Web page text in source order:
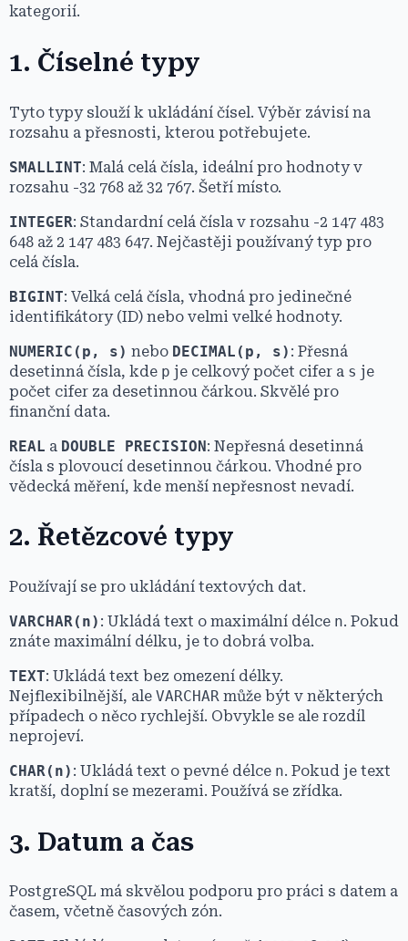
kategorií.
1. Číselné typy
Tyto typy slouží k ukládání čísel. Výběr závisí na
rozsahu a přesnosti, kterou potřebujete.
SMALLINT: Malá celá čísla, ideální pro hodnoty v
rozsahu -32 768 až 32 767. Šetří místo.
INTEGER: Standardní celá čísla v rozsahu -2 147 483
648 až 2 147 483 647. Nejčastěji používaný typ pro
celá čísla.
BIGINT: Velká celá čísla, vhodná pro jedinečné
identifikátory (ID) nebo velmi velké hodnoty.
NUMERIC(p, s) nebo DECIMAL(p, s) : Přesná
desetinná čísla, kde p je celkový počet cifer a s je
počet cifer za desetinnou čárkou. Skvělé pro
finanční data.
REAL a DOUBLE PRECISION: Nepřesná desetinná
čísla s plovoucí desetinnou čárkou. Vhodné pro
vědecká měření, kde menší nepřesnost nevadí.
2. Řetězcové typy
Používají se pro ukládání textových dat.
VARCHAR(n) : Ukládá text o maximální délce n. Pokud
znáte maximální délku, je to dobrá volba.
TEXT: Ukládá text bez omezení délky.
Nejflexibilnější, ale VARCHAR může být v některých
případech o něco rychlejší. Obvykle se ale rozdíl
neprojeví.
CHAR(n) : Ukládá text o pevné délce n. Pokud je text
kratší, doplní se mezerami. Používá se zřídka.
3. Datum a čas
PostgreSQL má skvělou podporu pro práci s datem a
časem, včetně časových zón.